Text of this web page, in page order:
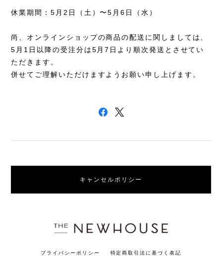
休業期間： 5 月 2 日（土）〜5 月6 日（水）
尚、オンラインショップの商品の配送に関しましては、
5 月 1 日以降の受注分は5 月7 日より順次発送とさせてい
ただきます。
併せてご理解いただけますようお願い申し上げます。
キャンセルポリシー
プライバシーポリシー 特定商取引法に基づく表記